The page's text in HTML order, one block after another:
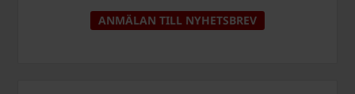
ANMÄLAN TILL NYHETSBREV